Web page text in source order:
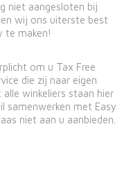
niet aangesloten bij
wij ons uiterste best
te maken!
om u Tax Free
die zij naar eigen
alle winkeliers staan hier
samenwerken met Easy
niet aan u aanbieden.